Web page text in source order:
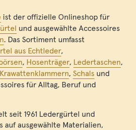
ist der offizielle Onlineshop für
und ausgewählte Accessoires
. Das Sortiment umfasst
aus Echtleder,
, Hosenträger, Ledertaschen,
Krawattenklammern, Schals und
für Alltag, Beruf und
seit 1961 Ledergürtel und
auf ausgewählte Materialien,